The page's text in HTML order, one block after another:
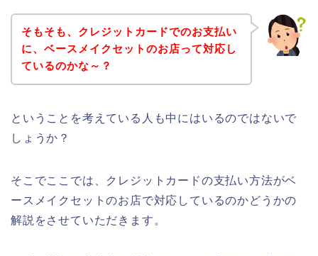
そもそも、クレジットカードでのお支払い
に、ベースメイクセットのお店って対応し
ているのかな～？
ということを考えている人も中にはいるのではないで
しょうか？
そこでここでは、クレジットカードの支払い方法がベ
ースメイクセットのお店で対応しているのかどうかの
解説をさせていただきます。